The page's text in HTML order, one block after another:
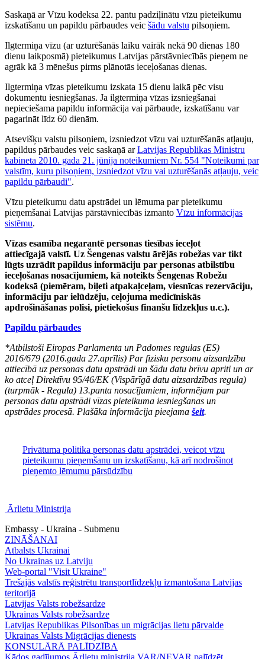
Saskaņā ar Vīzu kodeksa 22. pantu padziļinātu vīzu pieteikumu
izskatīšanu un papildu pārbaudes veic šādu valstu pilsoņiem.
Ilgtermiņa vīzu (ar uzturēšanās laiku vairāk nekā 90 dienas 180
dienu laikposmā) pieteikumus Latvijas pārstāvniecībās pieņem ne
agrāk kā 3 mēnešus pirms plānotās ieceļošanas dienas.
Ilgtermiņa vīzas pieteikumu izskata 15 dienu laikā pēc visu
dokumentu iesniegšanas. Ja ilgtermiņa vīzas izsniegšanai
nepieciešama papildu informācija vai pārbaude, izskatīšanu var
pagarināt līdz 60 dienām.
Atsevišķu valstu pilsoņiem, izsniedzot vīzu vai uzturēšanās atļauju,
papildus pārbaudes veic saskaņā arLatvijas Republikas Ministru
kabineta 2010. gada 21. jūnija noteikumiem Nr. 554 "Noteikumi par
valstīm, kuru pilsoņiem, izsniedzot vīzu vai uzturēšanās atļauju, veic
papildu pārbaudi".
Vīzu pieteikumu datu apstrādei un lēmuma par pieteikumu
pieņemšanai Latvijas pārstāvniecībās izmanto Vīzu informācijas
sistēmu.
Vīzas esamība negarantē personas tiesības ieceļot
attiecīgajā valstī. Uz Šengenas valstu ārējās robežas var tikt
lūgts uzrādīt papildus informāciju par personas atbilstību
ieceļošanas nosacījumiem, kā noteikts Šengenas Robežu
kodeksā (piemēram, biļeti atpakaļceļam, viesnīcas rezervāciju,
informāciju par ielūdzēju, ceļojuma medicīniskās
apdrošināšanas polisi, pietiekošus finanšu līdzekļus u.c.).
Papildu pārbaudes
*Atbilstoši Eiropas Parlamenta un Padomes regulas (ES)
2016/679 (2016.gada 27.aprīlis) Par fizisku personu aizsardzību
attiecībā uz personas datu apstrādi un šādu datu brīvu apriti un ar
ko atceļ Direktīvu 95/46/EK (Vispārīgā datu aizsardzības regula)
(turpmāk - Regula) 13.panta nosacījumiem, informējam par
personas datu apstrādi vīzas pieteikuma iesniegšanas un
apstrādes procesā. Plašāka informācija pieejama šeit.
Privātuma politika personas datu apstrādei, veicot vīzu
pieteikumu pieņemšanu un izskatīšanu, kā arī nodrošinot
pieņemto lēmumu pārsūdzību
Ārlietu Ministrija
Embassy - Ukraina - Submenu
ZINĀŠANAI
Atbalsts Ukrainai
No Ukrainas uz Latviju
Web-portal "Visit Ukraine"
Trešajās valstīs reģistrētu transportlīdzekļu izmantošana Latvijas
teritorijā
Latvijas Valsts robežsardze
Ukrainas Valsts robežsardze
Latvijas Republikas Pilsonības un migrācijas lietu pārvalde
Ukrainas Valsts Mіgrācijas dienests
KONSULĀRĀ PALĪDZĪBA
Kādos gadījumos Ārlietu ministrija VAR/NEVAR palīdzēt